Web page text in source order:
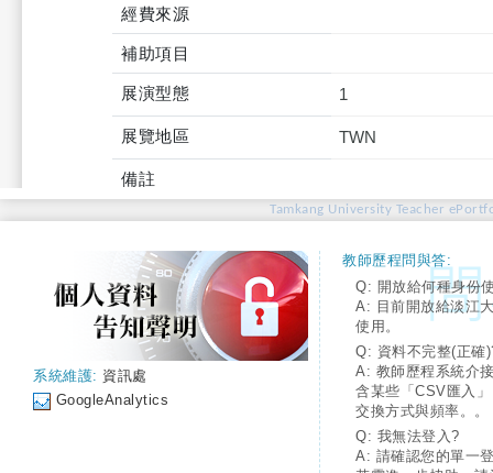
經費來源
補助項目
展演型態 1
展覽地區 TWN
備註
Tamkang University Teacher
系統維護: 資訊處
GoogleAnalytics
教師歷程問與答:
Q: 開放給何種身份
A: 目前開放給淡江
使用。
Q: 資料不完整(正確
A: 教師歷程系統介
含某些「CSV匯入
交換方式與頻率。。
Q: 我無法登入?
A: 請確認您的單一